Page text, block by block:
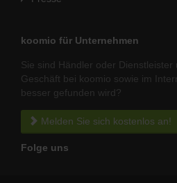
koomio für Unternehmen
Sie sind Händler oder
Geschäft bei koomio sowie im
besser gefunden wird?
Melden Sie sich kostenlos an!
Folge uns